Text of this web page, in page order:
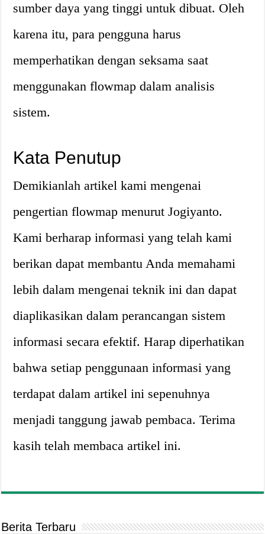
sumber daya yang tinggi untuk dibuat. Oleh
karena itu, para pengguna harus
memperhatikan dengan seksama saat
menggunakan flowmap dalam analisis
sistem.
Kata Penutup
Demikianlah artikel kami mengenai
pengertian flowmap menurut Jogiyanto.
Kami berharap informasi yang telah kami
berikan dapat membantu Anda memahami
lebih dalam mengenai teknik ini dan dapat
diaplikasikan dalam perancangan sistem
informasi secara efektif. Harap diperhatikan
bahwa setiap penggunaan informasi yang
terdapat dalam artikel ini sepenuhnya
menjadi tanggung jawab pembaca. Terima
kasih telah membaca artikel ini.
Berita Terbaru